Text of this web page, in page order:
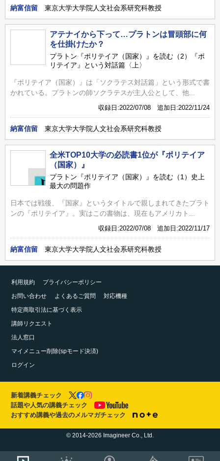
納富信留 東京大学大学院人文社会系研究科教授
アテナイから下って…プラトンは冒頭部に何
を仕掛けたか？
プラトン『ポリテイア（国家）』を読む（2）『ポ
リテイア』という対話篇〈上〉
『ポリテイア（国家）』は「ソクラテス対話篇」という形式で書
かれている。プラトンの師ソクラテスが主人公として、他...
収録日:2022/07/08 追加日:2022/11/24
納富信留 東京大学大学院人文社会系研究科教授
全米TOP10大学の必読書1位が『ポリテイア
（国家）』
プラトン『ポリテイア（国家）』を読む（1）史上
最大の問題作
日本では戦後、『国家』というタイトルで親しまれてきたプラト
ンの『ポリテイア』。実はこの書物は、現在もアメリカト...
収録日:2022/07/08 追加日:2022/11/17
納富信留 東京大学大学院人文社会系研究科教授
利用規約
プライバシーポリシー
お問い合わせ
よくあるご質問
対応機種
特定商取引法に基づく表示
講師リクエスト
法人窓口
マイメニュー削除(spモード決済)
ログイン
新着講義チェック
話題や人気の講義チェック
おすすめ講義や過去のメルマガチェック
© 2014-2026 Imagineer Co., Ltd.